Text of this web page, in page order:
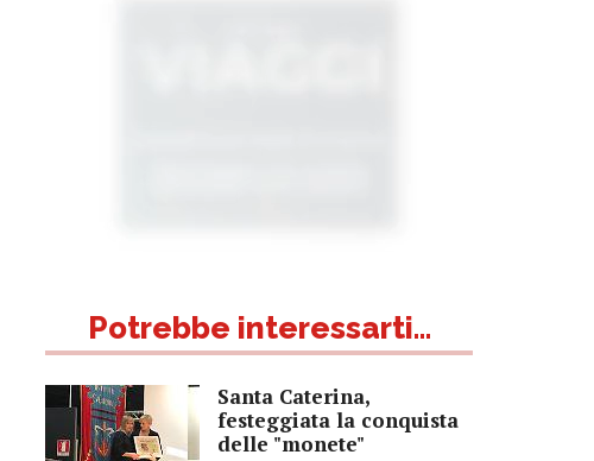
Potrebbe interessarti...
Santa Caterina,
festeggiata la conquista
delle "monete"